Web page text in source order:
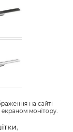
на сайті
монітору.